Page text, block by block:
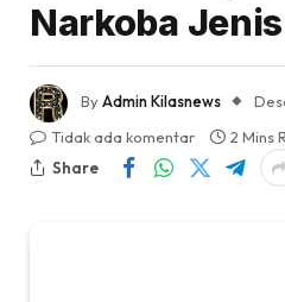
Narkoba
ByAdmin Kilasnews
Tidak ada komentar
2 Mins
Share